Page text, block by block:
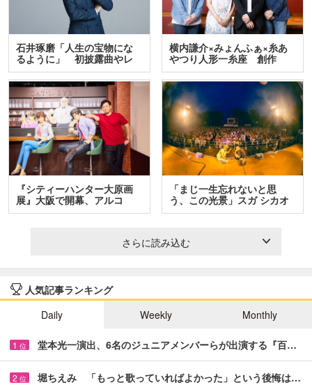
石井琢磨「人生の宝物にな
るように」 初披露曲やレ
ア…
横内謙介×みょんふぁ×糸あ
やつり人形一糸座 創作
人…
『シティーハンター大原画
展』大阪で開幕、アルコ
＆…
「まじ一生忘れないと思
う、この光景」スガ シカオ
と…
さらに読み込む
人気記事ランキング
Daily
Weekly Monthly
1 位 堂本光一演出、6名のジュニアメンバーらが出演する『百…
2 位 堀ちえみ 「もっと歌っていればよかった」という後悔は…